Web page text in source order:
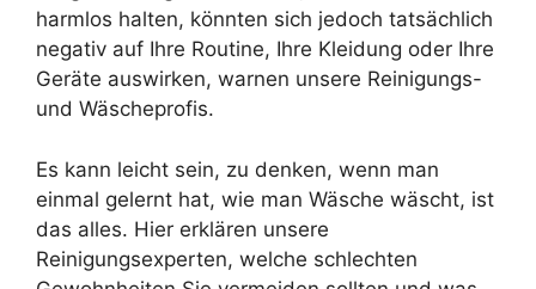
harmlos halten, könnten sich jedoch tatsächlich
negativ auf Ihre Routine, Ihre Kleidung oder Ihre
Geräte auswirken, warnen unsere Reinigungs-
und Wäscheprofis.
Es kann leicht sein, zu denken, wenn man
einmal gelernt hat, wie man Wäsche wäscht, ist
das alles. Hier erklären unsere
Reinigungsexperten, welche schlechten